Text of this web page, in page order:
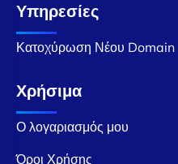
Υπηρεσίες
Κατοχύρωση Νέου Domain
Χρήσιμα
Ο λογαριασμός μου
Όροι Χρήσης